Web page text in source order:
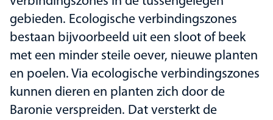
gebieden. Ecologische verbindingszones
bestaan bijvoorbeeld uit een sloot of beek
met een minder steile oever, nieuwe planten
en poelen. Via ecologische verbindingszones
kunnen dieren en planten zich door de
Baronie verspreiden. Dat versterkt de